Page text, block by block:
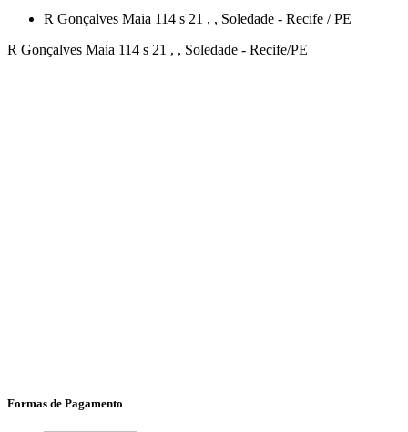
R Gonçalves Maia 114 s 21 , , Soledade - Recife /PE
R Gonçalves Maia 114 s 21 , , Soledade - Recife/PE
Formas de Pagamento